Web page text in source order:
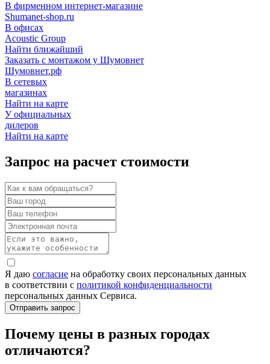
В фирменном интернет-магазине
Shumanet-shop.ru
В офисах
Acoustic Group
Найти ближайший
Заказать с монтажом у Шумовнет
Шумовнет.рф
В сетевых
магазинах
Найти на карте
У официальных
дилеров
Найти на карте
Запрос на расчет стоимости
Я даю согласие на обработку своих персональных данных
в соответствии с политикой конфиденциальности
персональных данных Сервиса.
Почему цены в разных городах
отличаются?